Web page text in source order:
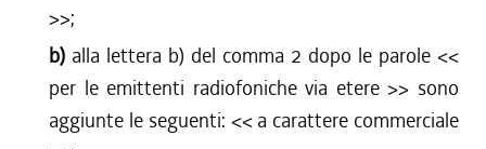
>>;
b) alla lettera b) del comma 2 dopo le parole <<
per le emittenti radiofoniche via etere>> sono
aggiunte le seguenti: << a carattere commerciale